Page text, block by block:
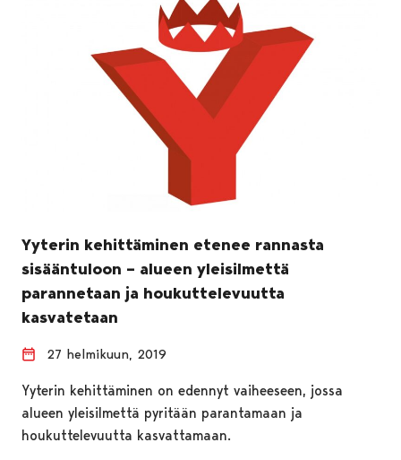
Yyterin kehittäminen etenee rannasta
sisääntuloon – alueen yleisilmettä
parannetaan ja houkuttelevuutta
kasvatetaan
27 helmikuun, 2019
Yyterin kehittäminen on edennyt vaiheeseen, jossa
alueen yleisilmettä pyritään parantamaan ja
houkuttelevuutta kasvattamaan.